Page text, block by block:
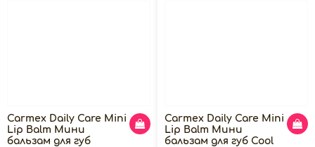
Carmex Daily Care Mini
Lip Balm Мини
бальзам для губ
Carmex Daily Care Mini
Lip Balm Мини
бальзам для губ Cool